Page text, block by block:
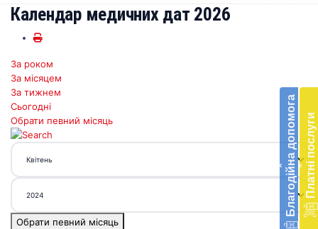
‹ Благодійна допомогав
‹ Платні послуги
Календар медичних дат 2026
За роком
За місяцем
За тижнем
Сьогодні
Обрати певний місяць
Обрати певний місяць